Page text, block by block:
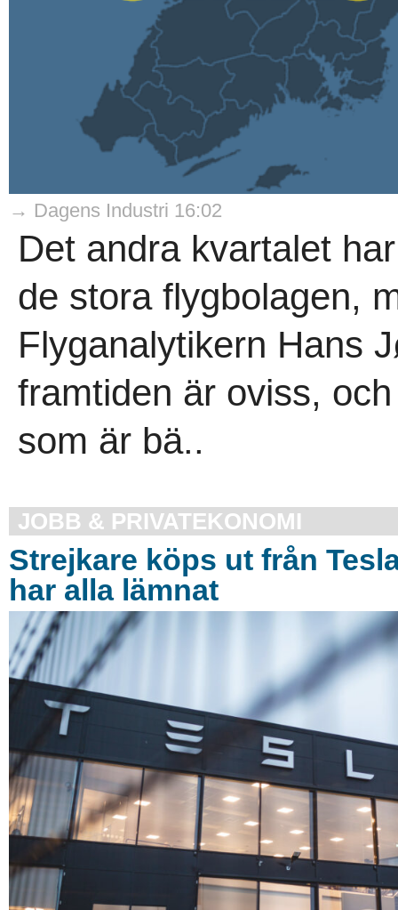
→ Dagens Industri 16:02
Det andra kvartalet
de stora flygbolagen,
Flyganalytikern Hans
framtiden är oviss,
som är bä..
JOBB & PRIVATEKONOMI
Strejkare köps ut från
har alla lämnat